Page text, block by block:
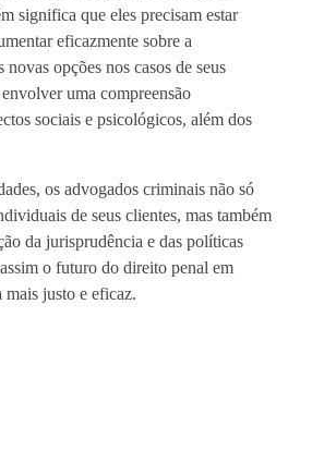
significa que eles precisam estar
eficazmente sobre a
novas opções nos casos de seus
uma compreensão
sociais e psicológicos, além dos
os advogados criminais não só
de seus clientes, mas também
da jurisprudência e das políticas
o futuro do direito penal em
mais justo e eficaz.